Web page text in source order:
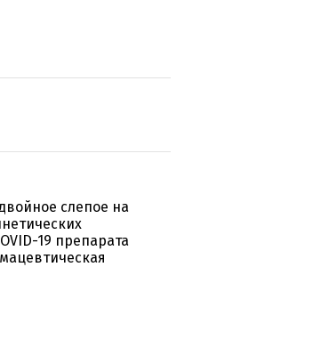
слепое на
19 препарата